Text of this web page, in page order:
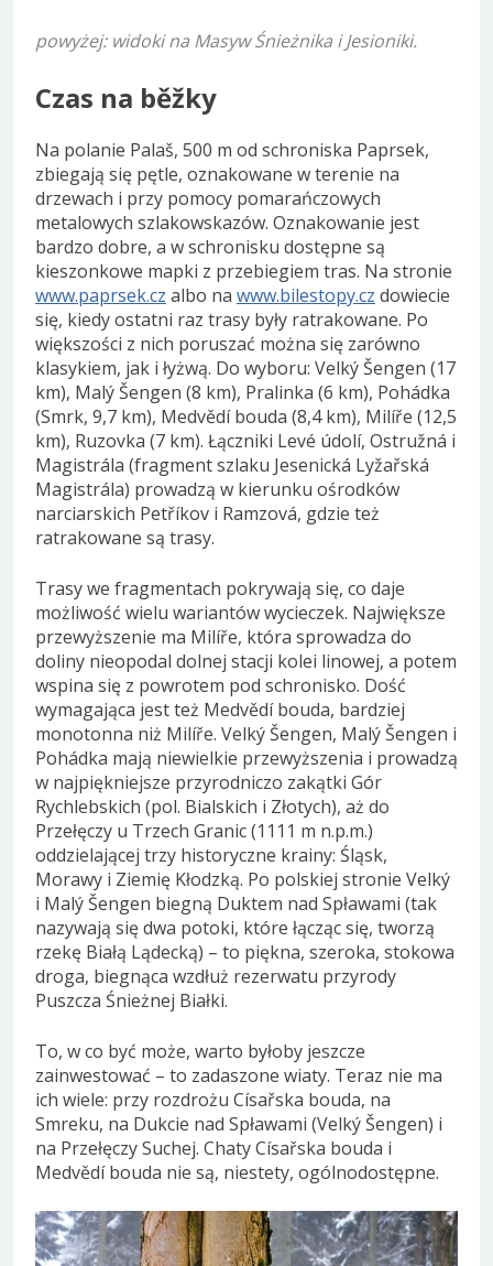
powyżej: widoki na Masyw Śnieżnika i Jesioniki.
Czas na běžky
Na polanie Palaš, 500 m od schroniska Paprsek,
zbiegają się pętle, oznakowane w terenie na
drzewach i przy pomocy pomarańczowych
metalowych szlakowskazów. Oznakowanie jest
bardzo dobre, a w schronisku dostępne są
kieszonkowe mapki z przebiegiem tras. Na stronie
www.paprsek.cz albo na www.bilestopy.cz dowiecie
się, kiedy ostatni raz trasy były ratrakowane. Po
większości z nich poruszać można się zarówno
klasykiem, jak i łyżwą. Do wyboru: Velký Šengen (17
km), Malý Šengen (8 km), Pralinka (6 km), Pohádka
(Smrk, 9,7 km), Medvědí bouda (8,4 km), Milíře (12,5
km), Ruzovka (7 km). Łączniki Levé údolí, Ostružná i
Magistrála (fragment szlaku Jesenická Lyžařská
Magistrála) prowadzą w kierunku ośrodków
narciarskich Petříkov i Ramzová, gdzie też
ratrakowane są trasy.
Trasy we fragmentach pokrywają się, co daje
możliwość wielu wariantów wycieczek. Największe
przewyższenie ma Milíře, która sprowadza do
doliny nieopodal dolnej stacji kolei linowej, a potem
wspina się z powrotem pod schronisko. Dość
wymagająca jest też Medvědí bouda, bardziej
monotonna niż Milíře. Velký Šengen, Malý Šengen i
Pohádka mają niewielkie przewyższenia i prowadzą
w najpiękniejsze przyrodniczo zakątki Gór
Rychlebskich (pol. Bialskich i Złotych), aż do
Przełęczy u Trzech Granic (1111 m n.p.m.)
oddzielającej trzy historyczne krainy: Śląsk,
Morawy i Ziemię Kłodzką. Po polskiej stronie Velký
i Malý Šengen biegną Duktem nad Spławami (tak
nazywają się dwa potoki, które łącząc się, tworzą
rzekę Białą Lądecką) – to piękna, szeroka, stokowa
droga, biegnąca wzdłuż rezerwatu przyrody
Puszcza Śnieżnej Białki.
To, w co być może, warto byłoby jeszcze
zainwestować – to zadaszone wiaty. Teraz nie ma
ich wiele: przy rozdrożu Císařska bouda, na
Smreku, na Dukcie nad Spławami (Velký Šengen) i
na Przełęczy Suchej. Chaty Císařska bouda i
Medvědí bouda nie są, niestety, ogólnodostępne.